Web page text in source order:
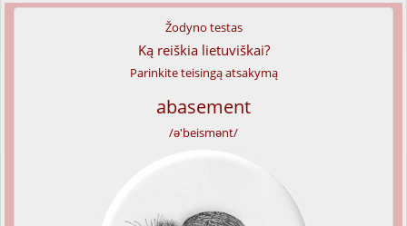
Žodyno testas
Ką reiškia lietuviškai?
Parinkite teisingą atsakymą
abasement
/ə'beismənt/